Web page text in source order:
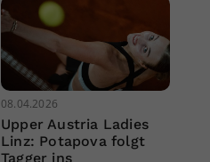
08.04.2026
Upper Austria Ladies
Linz: Potapova folgt
Tagger ins